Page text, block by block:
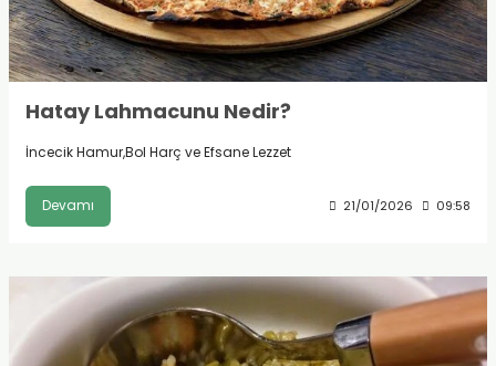
Hatay Lahmacunu Nedir?
İncecik Hamur,Bol Harç ve Efsane Lezzet
Devamı 21/01/2026 09:58